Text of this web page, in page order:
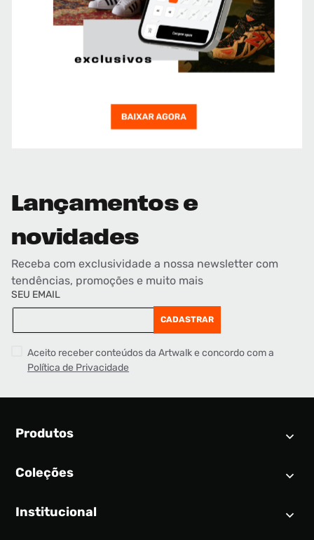
Lançamentos e
novidades
Receba com exclusividade a nossa newsletter com
tendências, promoções e muito mais
SEU EMAIL
CADASTRAR
Aceito receber conteúdos da Artwalk e concordo com a
Política de Privacidade
Produtos
Calendário SNEAKER
Tênis
Coleções
Air Jordan 1
Institucional